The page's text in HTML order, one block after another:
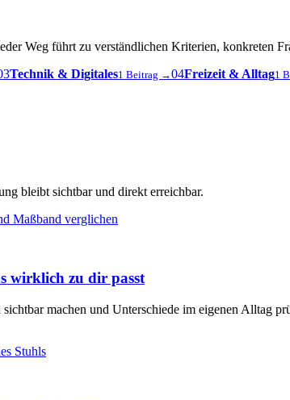
Weg führt zu verständlichen Kriterien, konkreten
Technik & Digitales1 Beitrag →04Freizeit & Alltag1
bleibt sichtbar und direkt erreichbar.
wirklich zu dir passt
machen und Unterschiede im eigenen Alltag